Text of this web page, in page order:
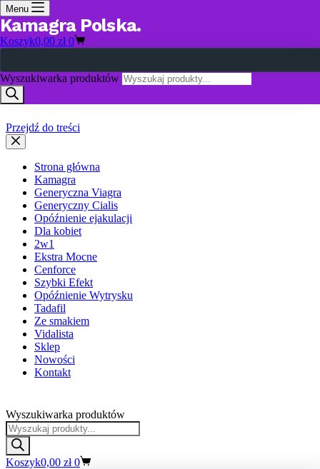
Przejdź do treści
Strona główna
Kamagra
Generyczna Viagra
Generyczny Cialis
Opóźnienie ejakulacji
Dla kobiet
2w1
Ekstra Mocne
Cenforce
Szybki Efekt
Opóźnienie Wytrysku
Tadafil
Ze smakiem
Vidalista
Sklep
Nowości
Kontakt
Wyszukiwarka produktów
Koszyk0,00 zł 0
Menu
Kamagra Polska
Koszyk0,00 zł 0
Wyszukiwarka produktów